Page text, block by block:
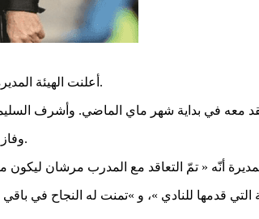
أعلنت الهيئة .
وفاز في 5 لقاءاتٍ، بينما تعادل.
قدمها للنادي »، و »تمنت له النجاح في